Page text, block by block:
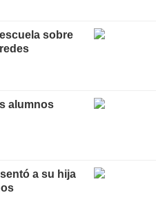
sobre
alumnos
a su hija